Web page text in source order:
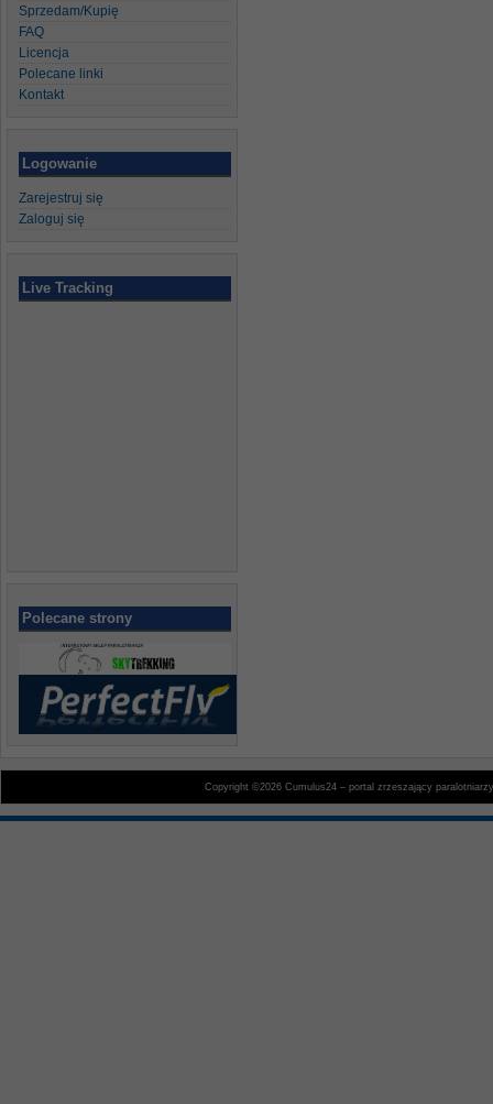
Sprzedam/Kupię
FAQ
Licencja
Polecane linki
Kontakt
Logowanie
Zarejestruj się
Zaloguj się
Live Tracking
Polecane strony
Copyright ©2026 Cumulus24 – portal zrzeszający